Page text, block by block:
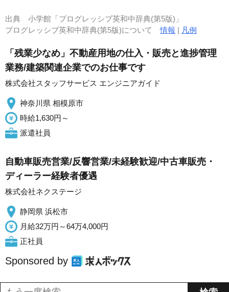
出典 小学館「プログレッシブ英和中辞典(第5版)」
プログレッシブ英和中辞典(第5版)について情報 | 凡例
「残業少なめ」不動産用地の仕入・販売と進捗管理
業務/建築関連企業でのお仕事です
株式会社スタッフサービス エンジニアガイド
神奈川県 相模原市
時給1,630円～
派遣社員
自動車販売営業/反響営業/未経験歓迎/中古車販売・
ディーラー経験者優遇
株式会社ネクステージ
静岡県 浜松市
月給32万円～64万4,000円
正社員
Sponsored by